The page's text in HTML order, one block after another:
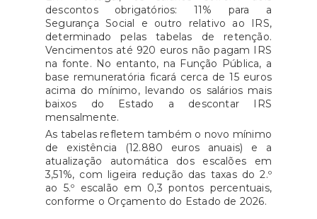
descontos obrigatórios: 11% para a
Segurança Social e outro relativo ao IRS,
determinado pelas tabelas de retenção.
Vencimentos até 920 euros não pagam IRS
na fonte. No entanto, na Função Pública, a
base remuneratória ficará cerca de 15 euros
acima do mínimo, levando os salários mais
baixos do Estado a descontar IRS
mensalmente.
As tabelas refletem também o novo mínimo
de existência (12.880 euros anuais) e a
atualização automática dos escalões em
3,51%, com ligeira redução das taxas do 2.º
ao 5.º escalão em 0,3 pontos percentuais,
conforme o Orçamento do Estado de 2026.